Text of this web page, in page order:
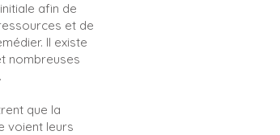
afin de
et de
Il existe
nombreuses
que la
voient leurs